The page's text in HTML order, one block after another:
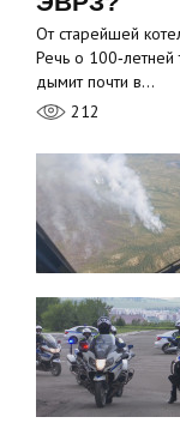
От старейшей
Речь о
дымит почти в…
212